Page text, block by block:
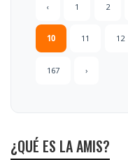
‹ 1 2
10 11 12
167 ›
¿QUÉ ES LA AMIS?